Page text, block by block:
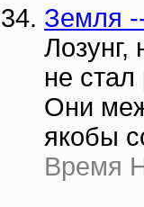
Земля
Лозунг,
не
Они
якобы
Время